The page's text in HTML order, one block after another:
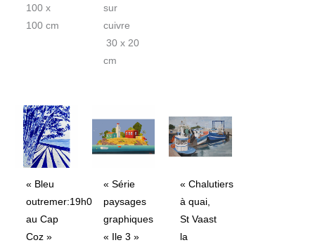
100 x
100 cm
sur
cuivre
30 x 20
cm
« Bleu
outremer:19h05
au Cap
Coz »
« Série
paysages
graphiques
« Ile 3 »
« Chalutiers
à quai,
St Vaast
la